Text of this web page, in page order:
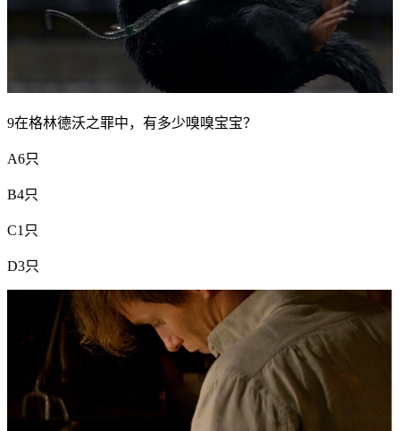
9在格林德沃之罪中，有多少嗅嗅宝宝？
A6只
B4只
C1只
D3只